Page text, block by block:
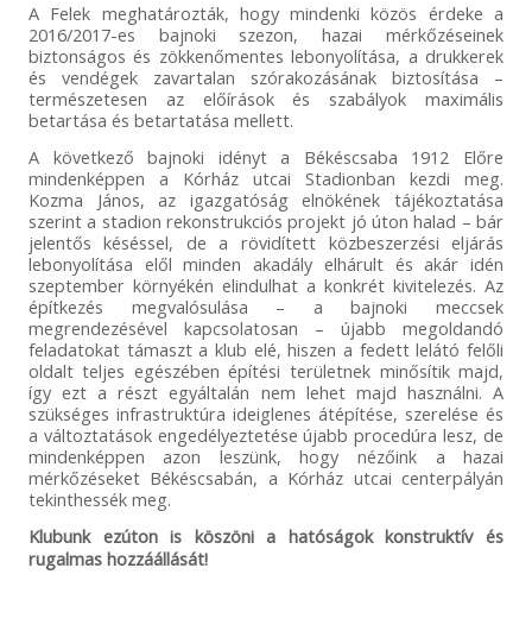
A Felek meghatározták, hogy mindenki közös érdeke a
2016/2017-es bajnoki szezon, hazai mérkőzéseinek
biztonságos és zökkenőmentes lebonyolítása, a drukkerek
és vendégek zavartalan szórakozásának biztosítása –
természetesen az előírások és szabályok maximális
betartása és betartatása mellett.
A következő bajnoki idényt a Békéscsaba 1912 Előre
mindenképpen a Kórház utcai Stadionban kezdi meg.
Kozma János, az igazgatóság elnökének tájékoztatása
szerint a stadion rekonstrukciós projekt jó úton halad – bár
jelentős késéssel, de a rövidített közbeszerzési eljárás
lebonyolítása elől minden akadály elhárult és akár idén
szeptember környékén elindulhat a konkrét kivitelezés. Az
építkezés megvalósulása – a bajnoki meccsek
megrendezésével kapcsolatosan – újabb megoldandó
feladatokat támaszt a klub elé, hiszen a fedett lelátó felőli
oldalt teljes egészében építési területnek minősítik majd,
így ezt a részt egyáltalán nem lehet majd használni. A
szükséges infrastruktúra ideiglenes átépítése, szerelése és
a változtatások engedélyeztetése újabb procedúra lesz, de
mindenképpen azon leszünk, hogy nézőink a hazai
mérkőzéseket Békéscsabán, a Kórház utcai centerpályán
tekinthessék meg.
Klubunk ezúton is köszöni a hatóságok konstruktív és
rugalmas hozzáállását!